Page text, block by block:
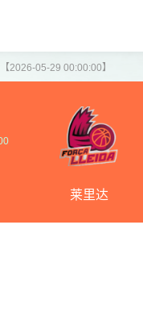
2026-05-29 00:00:00】
莱里达